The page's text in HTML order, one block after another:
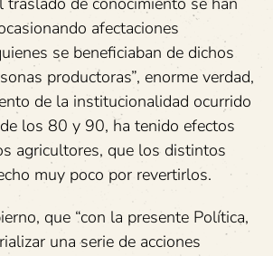
afectaciones
se beneficiaban de dichos
productoras”, enorme verdad,
de la institucionalidad ocurrido
los 80 y 90, ha tenido efectos
agricultores, que los distintos
muy poco por revertirlos.
que “con la presente Política,
una serie de acciones